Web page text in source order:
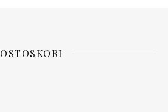
OSTOSKORI